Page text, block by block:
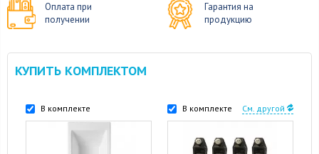
Оплата при
получении
Гарантия на
продукцию
КУПИТЬ КОМПЛЕКТОМ
В комплекте В комплекте См. другой